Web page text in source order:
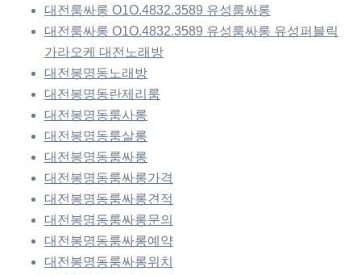
대전룸싸롱 O1O.4832.3589 유성룸싸롱
대전룸싸롱 O1O.4832.3589 유성룸싸롱 유성퍼블릭
가라오케 대전노래방
대전봉명동노래방
대전봉명동란제리룸
대전봉명동룸사롱
대전봉명동룸살롱
대전봉명동룸싸롱
대전봉명동룸싸롱가격
대전봉명동룸싸롱견적
대전봉명동룸싸롱문의
대전봉명동룸싸롱예약
대전봉명동룸싸롱위치